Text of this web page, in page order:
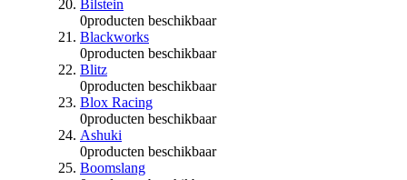
Bilstein
0producten beschikbaar
Blackworks
0producten beschikbaar
Blitz
0producten beschikbaar
Blox Racing
0producten beschikbaar
Ashuki
0producten beschikbaar
Boomslang